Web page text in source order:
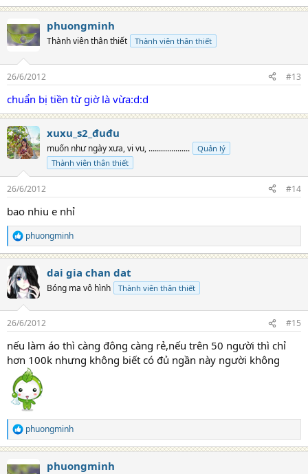
phuongminh
Thành viên thân thiết Thành viên thân thiết
26/6/2012 #13
chuẩn bị tiền từ giờ là vừa:d:d
xuxu_s2_đuđu
muốn như ngày xưa, vi vu, ....................
Quản lý
Thành viên thân thiết
26/6/2012 #14
bao nhiu e nhỉ
R
e
a
c
t
i
s
phuongminh
dai gia chan dat
Bóng ma vô hình Thành viên thân thiết
26/6/2012 #15
nếu làm áo thì càng đông càng rẻ,nếu trên 50 người thì chỉ
hơn 100k nhưng không biết có đủ ngần này người không
R
e
c
phuongminh
phuongminh